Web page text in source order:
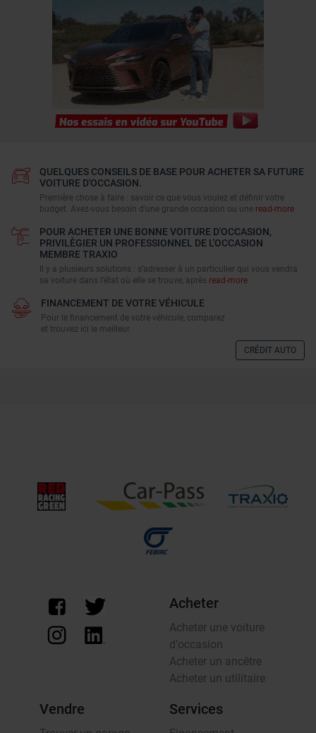
QUELQUES CONSEILS DE BASE POUR ACHETER SA FUTURE
VOITURE D'OCCASION.
Première chose à faire : savoir ce que vous voulez et définir votre
budget. Avez-vous besoin d'une grande occasion ou une read-more
POUR ACHETER UNE BONNE VOITURE D'OCCASION,
PRIVILÈGIER UN PROFESSIONNEL DE L'OCCASION
MEMBRE TRAXIO
Il y a plusieurs solutions : s’adresser à un particulier qui vous vendra
sa voiture dans l’état où elle se trouve, après read-more
FINANCEMENT DE VOTRE VÉHICULE
Pour le financement de votre véhicule, comparez
et trouvez ici le meilleur.
CRÉDIT AUTO
Acheter
Acheter une voiture
d'occasion
Acheter un ancêtre
Acheter un utilitaire
Vendre Services